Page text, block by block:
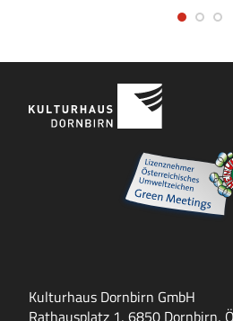
Kulturhaus Dornbirn GmbH
Rathausplatz 1, 6850 Dornbirn,